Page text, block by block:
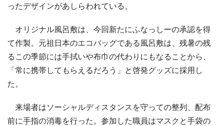
ったデザインがあしらわれている。
オリジナル風呂敷は、今回新たにふなっしーの承認を得
て作製。元祖日本のエコバッグである風呂敷は、残暑の残
るこの季節には手拭いや布巾の代わりにもなることから、
「常に携帯してもらえるだろう」と啓発グッズに採用し
た。
来場者はソーシャルディスタンスを守っての整列、配布
前に手指の消毒を行った。参加した職員はマスクと手袋の